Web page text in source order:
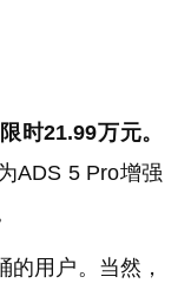
时21.99万元。
ADS 5 Pro增强
用户。当然，